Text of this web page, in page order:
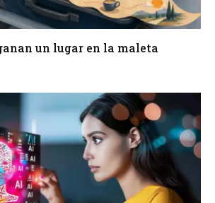
un lugar en la maleta